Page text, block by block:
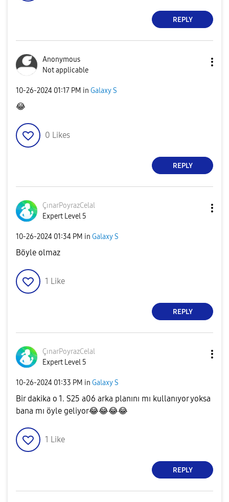
REPLY
Anonymous
Not applicable
‎10-26-2024 01:17 PM in Galaxy S
😂
0 Likes
REPLY
ÇınarPoyrazCelal
Expert Level 5
‎10-26-2024 01:34 PM in Galaxy S
Böyle olmaz
1 Like
REPLY
ÇınarPoyrazCelal
Expert Level 5
‎10-26-2024 01:33 PM in Galaxy S
Bir dakika o 1. S25 a06 arka planını mı kullanıyor yoksa
bana mı öyle geliyor😂😂😂😂
1 Like
REPLY